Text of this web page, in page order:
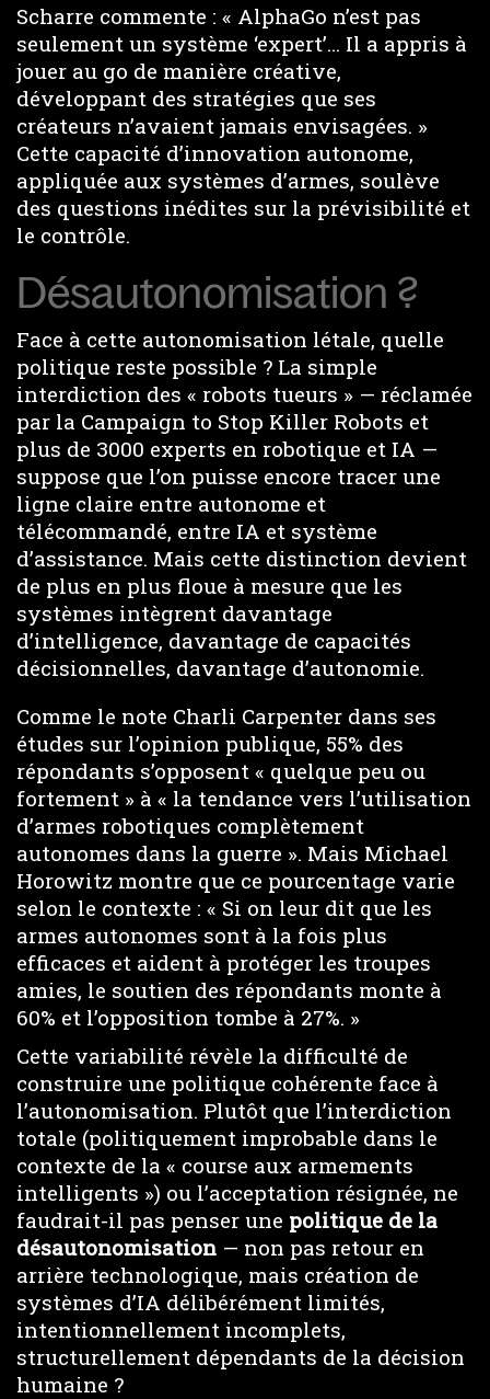
Scharre commente : « AlphaGo n’est pas
seulement un système ‘expert’… Il a appris à
jouer au go de manière créative,
développant des stratégies que ses
créateurs n’avaient jamais envisagées. »
Cette capacité d’innovation autonome,
appliquée aux systèmes d’armes, soulève
des questions inédites sur la prévisibilité et
le contrôle.
Désautonomisation ?
Face à cette autonomisation létale, quelle
politique reste possible ? La simple
interdiction des « robots tueurs » — réclamée
par la Campaign to Stop Killer Robots et
plus de 3000 experts en robotique et IA —
suppose que l’on puisse encore tracer une
ligne claire entre autonome et
télécommandé, entre IA et système
d’assistance. Mais cette distinction devient
de plus en plus floue à mesure que les
systèmes intègrent davantage
d’intelligence, davantage de capacités
décisionnelles, davantage d’autonomie.
Comme le note Charli Carpenter dans ses
études sur l’opinion publique, 55% des
répondants s’opposent « quelque peu ou
fortement » à « la tendance vers l’utilisation
d’armes robotiques complètement
autonomes dans la guerre ». Mais Michael
Horowitz montre que ce pourcentage varie
selon le contexte : « Si on leur dit que les
armes autonomes sont à la fois plus
efficaces et aident à protéger les troupes
amies, le soutien des répondants monte à
60% et l’opposition tombe à 27%. »
Cette variabilité révèle la difficulté de
construire une politique cohérente face à
l’autonomisation. Plutôt que l’interdiction
totale (politiquement improbable dans le
contexte de la « course aux armements
intelligents ») ou l’acceptation résignée, ne
faudrait-il pas penser une politique de la
désautonomisation — non pas retour en
arrière technologique, mais création de
systèmes d’IA délibérément limités,
intentionnellement incomplets,
structurellement dépendants de la décision
humaine ?